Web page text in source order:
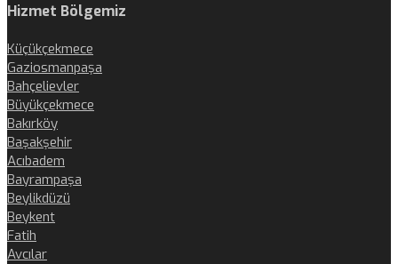
Hizmet Bölgemiz
Küçükçekmece
Gaziosmanpaşa
Bahçelievler
Büyükçekmece
Bakırköy
Başakşehir
Acıbadem
Bayrampaşa
Beylikdüzü
Beykent
Fatih
Avcılar